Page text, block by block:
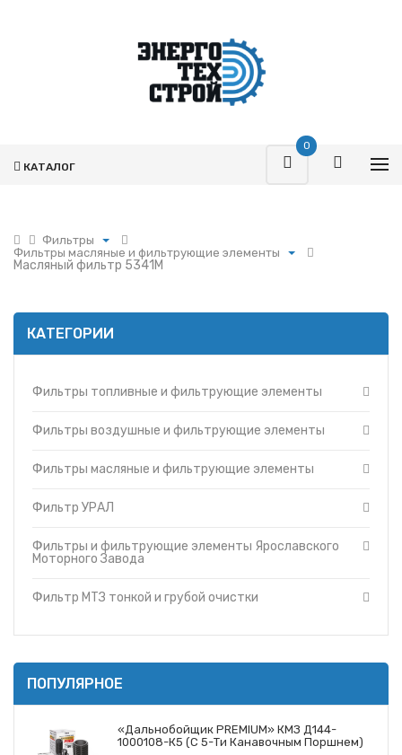
0
КАТАЛОГ
Фильтры
Поршневая
Фильтры
Гидромоторы
Насосы
Вкладыши
О компании
Доставка
Фильтры масляные и фильтрующие элементы
Фильтры топливные и фильтрующие элементы
Фильтры и фильтрующие элементы МАЗ
Фильтры и фильтрующие элементы Ярославского
Фильтры и фильтрующие элементы ЗМЗ
Фильтры и фильтрующие элементы ГАЗ
Фильтры и фильтрующие элементы Iveco
Масляный фильтр 5341M
КАТЕГОРИИ
Фильтры топливные и фильтрующие элементы
Фильтры воздушные и фильтрующие элементы
Фильтры масляные и фильтрующие элементы
Фильтр УРАЛ
Фильтры и фильтрующие элементы Ярославского
Моторного Завода
Фильтр МТЗ тонкой и грубой очистки
ПОПУЛЯРНОЕ
«Дальнобойщик PREMIUM» КМЗ Д144-
1000108-К5 (с 5-Ти Канавочным Поршнем)